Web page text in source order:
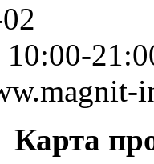
10:00-
Карта